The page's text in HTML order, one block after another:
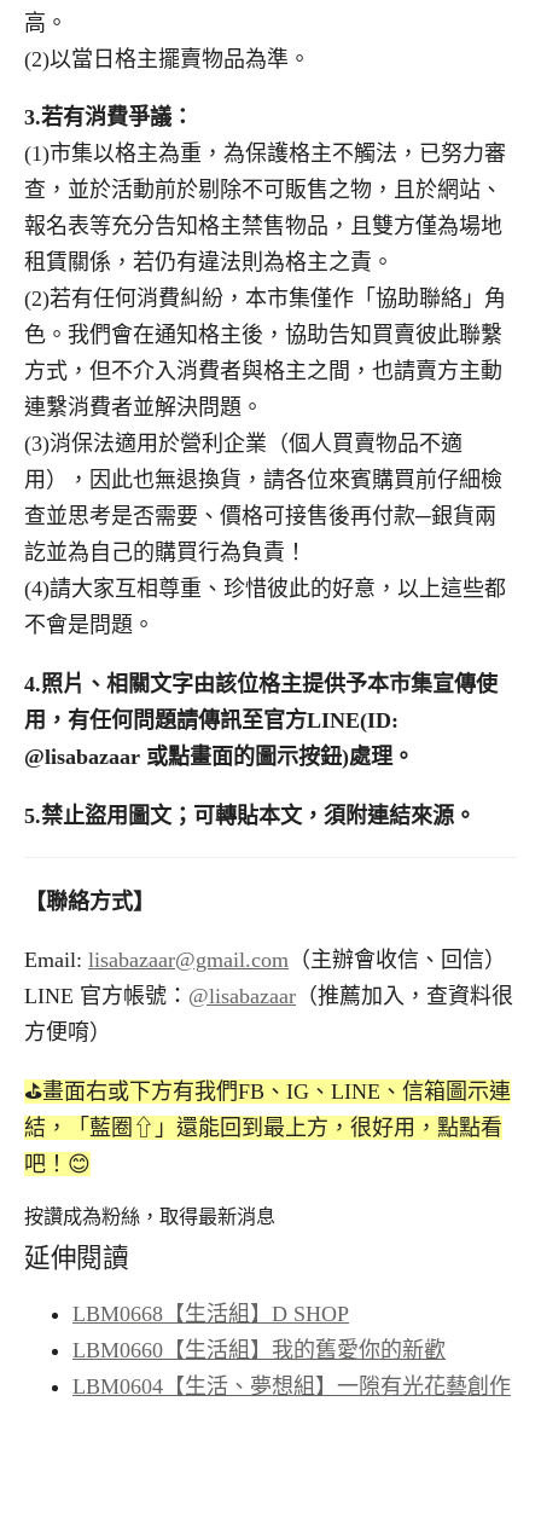
高。
(2)以當日格主擺賣物品為準。
3.若有消費爭議：
(1)市集以格主為重，為保護格主不觸法，已努力審
查，並於活動前於剔除不可販售之物，且於網站、
報名表等充分告知格主禁售物品，且雙方僅為場地
租賃關係，若仍有違法則為格主之責。
(2)若有任何消費糾紛，本市集僅作「協助聯絡」角
色。我們會在通知格主後，協助告知買賣彼此聯繫
方式，但不介入消費者與格主之間，也請賣方主動
連繫消費者並解決問題。
(3)消保法適用於營利企業（個人買賣物品不適
用），因此也無退換貨，請各位來賓購買前仔細檢
查並思考是否需要、價格可接售後再付款─銀貨兩
訖並為自己的購買行為負責！
(4)請大家互相尊重、珍惜彼此的好意，以上這些都
不會是問題。
4.照片、相關文字由該位格主提供予本市集宣傳使
用，有任何問題請傳訊至官方LINE(ID:
@lisabazaar 或點畫面的圖示按鈕)處理。
5.禁止盜用圖文；可轉貼本文，須附連結來源。
【聯絡方式】
Email: lisabazaar@gmail.com （主辦會收信、回信）
LINE 官方帳號： @lisabazaar （推薦加入，查資料很
方便唷）
⛳️畫面右或下方有我們FB、IG、LINE、信箱圖示連
結，「藍圈⇧」還能回到最上方，很好用，點點看
吧！😊
按讚成為粉絲，取得最新消息
延伸閱讀
LBM0668【生活組】D SHOP
LBM0660【生活組】我的舊愛你的新歡
LBM0604【生活、夢想組】一隙有光花藝創作